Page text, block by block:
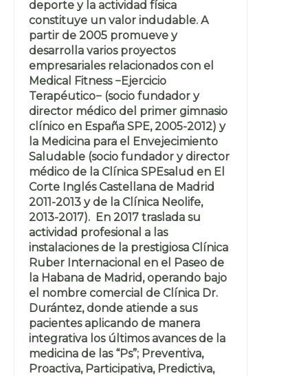
deporte y la actividad física
constituye un valor indudable. A
partir de 2005 promueve y
desarrolla varios proyectos
empresariales relacionados con el
Medical Fitness −Ejercicio
Terapéutico− (socio fundador y
director médico del primer gimnasio
clínico en España SPE, 2005-2012) y
la Medicina para el Envejecimiento
Saludable (socio fundador y director
médico de la Clínica SPEsalud en El
Corte Inglés Castellana de Madrid
2011-2013 y de la Clínica Neolife,
2013-2017). En 2017 traslada su
actividad profesional a las
instalaciones de la prestigiosa Clínica
Ruber Internacional en el Paseo de
la Habana de Madrid, operando bajo
el nombre comercial de Clínica Dr.
Durántez, donde atiende a sus
pacientes aplicando de manera
integrativa los últimos avances de la
medicina de las “Ps”; Preventiva,
Proactiva, Participativa, Predictiva,